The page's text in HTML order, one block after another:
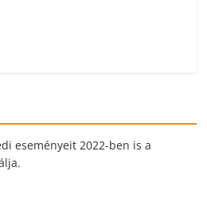
eseményeit 2022-ben is a